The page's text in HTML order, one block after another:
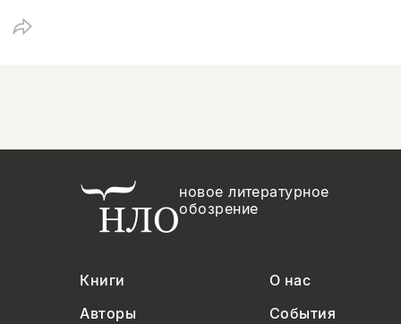
новое литературное
обозрение
Книги
О нас
Авторы
События